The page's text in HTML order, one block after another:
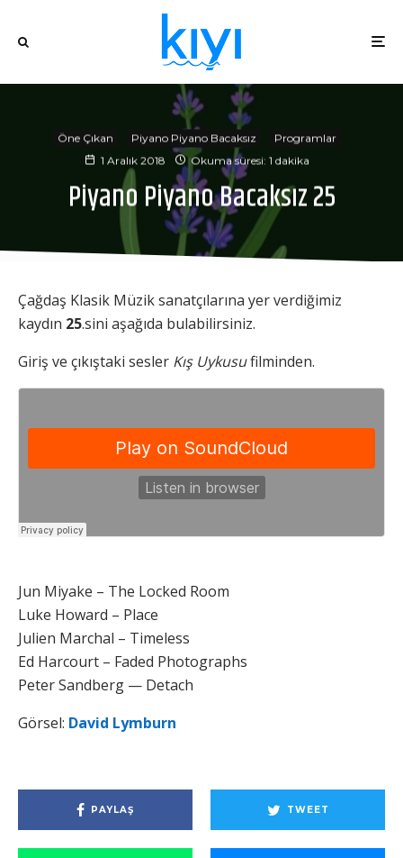
Öne Çıkan Piyano Piyano Bacaksız
Programlar
1 Aralık 2018
Okuma süresi: 1 dakika
Piyano Piyano Bacaksız 25
Çağdaş Klasik Müzik sanatçılarına yer verdiğimiz
kaydın 25.sini aşağıda bulabilirsiniz.
Giriş ve çıkıştaki sesler Kış Uykusufilminden.
Jun Miyake – The Locked Room
Luke Howard – Place
Julien Marchal – Timeless
Ed Harcourt – Faded Photographs
Peter Sandberg — Detach
Görsel: David Lymburn
PAYLAŞ TWEET